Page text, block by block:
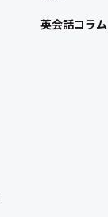
英会話コラム